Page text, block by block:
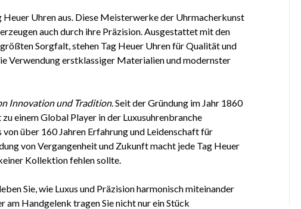
Heuer Uhren aus. Diese Meisterwerke der Uhrmacherkunst
auch durch ihre Präzision. Ausgestattet mit den
Sorgfalt, stehen Tag Heuer Uhren für Qualität und
Verwendung erstklassiger Materialien und modernster
Innovation und Tradition. Seit der Gründung im Jahr 1860
einem Global Player in der Luxusuhrenbranche
über 160 Jahren Erfahrung und Leidenschaft für
von Vergangenheit und Zukunft macht jede Tag Heuer
Kollektion fehlen sollte.
Sie, wie Luxus und Präzision harmonisch miteinander
Handgelenk tragen Sie nicht nur ein Stück